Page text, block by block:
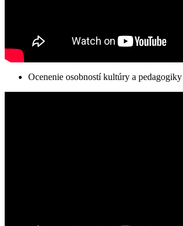
Ocenenie osobností kultúry a pedagogiky